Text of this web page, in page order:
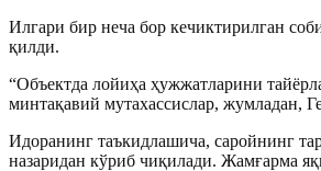
Илгари бир неча бор кечиктирилган
қилди.
“Объектда лойиҳа ҳужжатларини
минтақавий мутахассислар, жумладан,
Идоранинг таъкидлашича, саройнинг
назаридан кўриб чиқилади. Жамғарма